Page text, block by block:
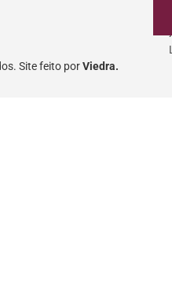
Site feito porViedra.